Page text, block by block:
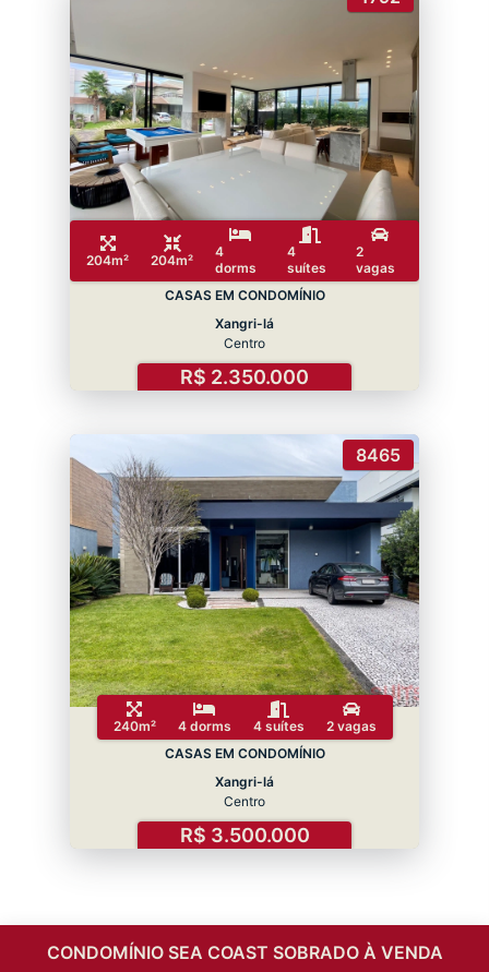
204m² 204m²
4
dorms
4
suítes
2
vagas
CASAS EM CONDOMÍNIO
Xangri-lá
Centro
R$ 2.350.000
8465
240m² 4 dorms 4 suítes
2 vagas
CASAS EM CONDOMÍNIO
Xangri-lá
Centro
R$ 3.500.000
CONDOMÍNIO SEA COAST SOBRADO À VENDA